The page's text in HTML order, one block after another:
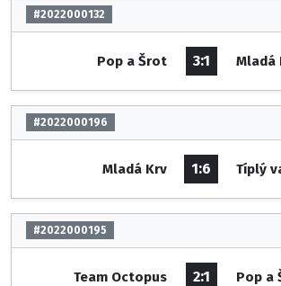
#2022000132
Pop a Šrot 3:1 Mladá
#2022000196
Mladá Krv 1:6 Típlý
#2022000195
Team Octopus 2:1 Pop a